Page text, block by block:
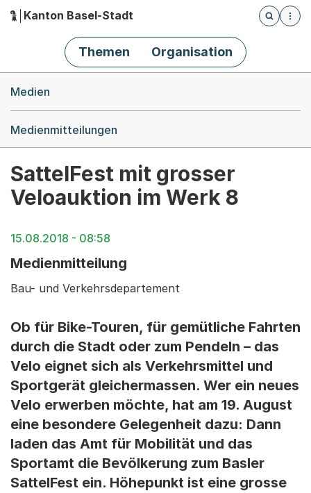
Hauptnavigation
Kanton Basel-Stadt
Öffnet
Themen Organisation
Medien
Medienmitteilungen
SattelFest mit grosser
Veloauktion im Werk 8
15.08.2018 - 08:58
Medienmitteilung
Bau- und Verkehrsdepartement
Ob für Bike-Touren, für gemütliche Fahrten
durch die Stadt oder zum Pendeln – das
Velo eignet sich als Verkehrsmittel und
Sportgerät gleichermassen. Wer ein neues
Velo erwerben möchte, hat am 19. August
eine besondere Gelegenheit dazu: Dann
laden das Amt für Mobilität und das
Sportamt die Bevölkerung zum Basler
SattelFest ein. Höhepunkt ist eine grosse